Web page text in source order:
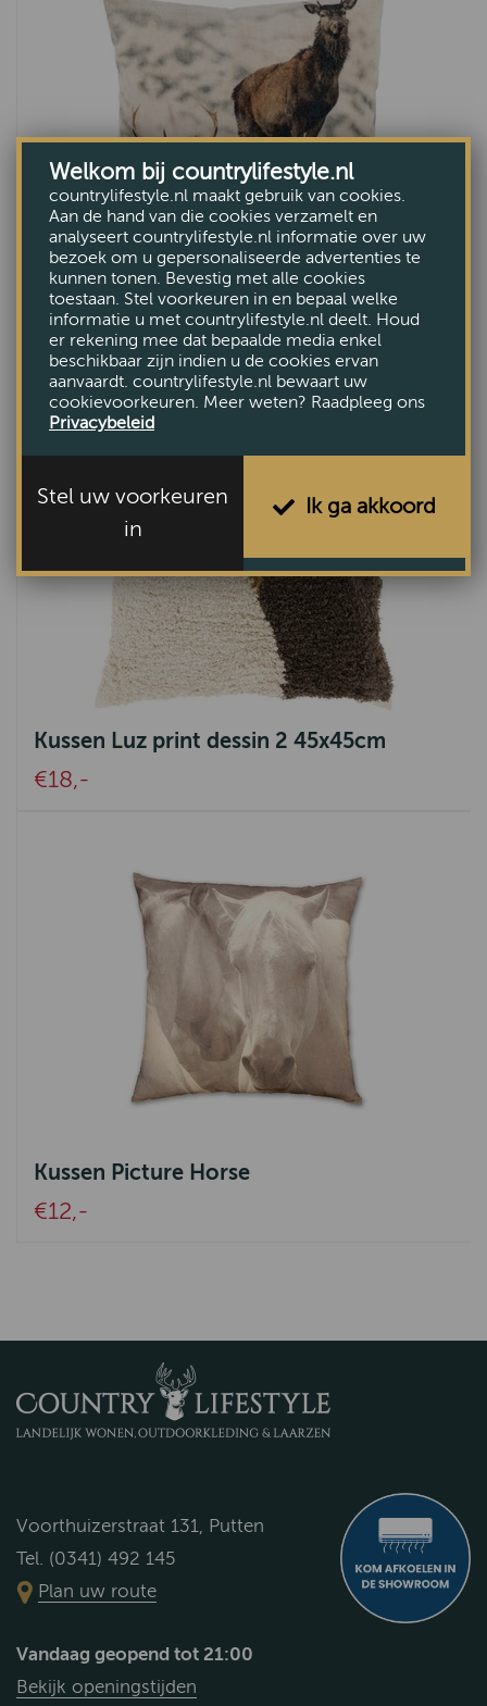
Kussen velvet edelhert
€25,95
Kussen Luz print dessin 2 45x45cm
€18,-
Kussen Picture Horse
€12,-
Voorthuizerstraat 131, Putten
Tel. (0341) 492 145
Plan uw route
Vandaag geopend tot 21:00
Bekijk openingstijden
Welkom bij countrylifestyle.nl
countrylifestyle.nl maakt gebruik van cookies.
Aan de hand van die cookies verzamelt en
analyseert countrylifestyle.nl informatie over uw
bezoek om u gepersonaliseerde advertenties te
kunnen tonen. Bevestig met alle cookies
toestaan. Stel voorkeuren in en bepaal welke
informatie u met countrylifestyle.nl deelt. Houd
er rekening mee dat bepaalde media enkel
beschikbaar zijn indien u de cookies ervan
aanvaardt. countrylifestyle.nl bewaart uw
cookievoorkeuren. Meer weten? Raadpleeg ons
Privacybeleid
Stel uw voorkeuren
in
Ik ga akkoord